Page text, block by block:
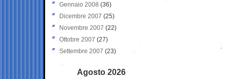
Gennaio 2008 (36)
Dicembre 2007 (25)
Novembre 2007 (22)
Ottobre 2007 (27)
Settembre 2007 (23)
Agosto 2026